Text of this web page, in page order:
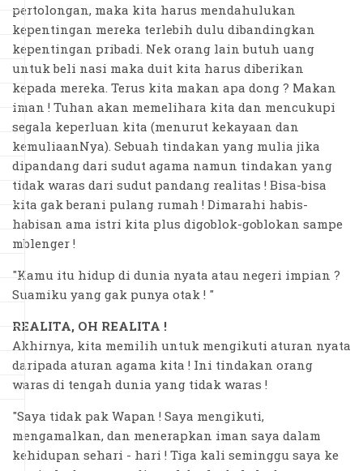
pertolongan, maka kita harus mendahulukan
kepentingan mereka terlebih dulu dibandingkan
kepentingan pribadi. Nek orang lain butuh uang
untuk beli nasi maka duit kita harus diberikan
kepada mereka. Terus kita makan apa dong ? Makan
iman ! Tuhan akan memelihara kita dan mencukupi
segala keperluan kita (menurut kekayaan dan
kemuliaanNya). Sebuah tindakan yang mulia jika
dipandang dari sudut agama namun tindakan yang
tidak waras dari sudut pandang realitas ! Bisa-bisa
kita gak berani pulang rumah ! Dimarahi habis-
habisan ama istri kita plus digoblok-goblokan sampe
mblenger !
"Kamu itu hidup di dunia nyata atau negeri impian ?
Suamiku yang gak punya otak ! "
REALITA, OH REALITA !
Akhirnya, kita memilih untuk mengikuti aturan nyata
daripada aturan agama kita ! Ini tindakan orang
waras di tengah dunia yang tidak waras !
"Saya tidak pak Wapan ! Saya mengikuti,
mengamalkan, dan menerapkan iman saya dalam
kehidupan sehari - hari ! Tiga kali seminggu saya ke